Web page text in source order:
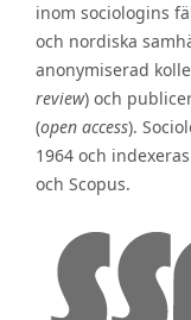
inom sociologins
och nordiska
anonymiserad
review) och
(open access).
1964 och
och Scopus.